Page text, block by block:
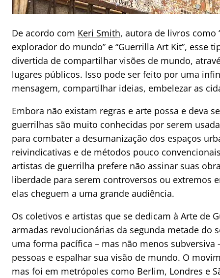
De acordo com Keri Smith, autora de livros como
explorador do mundo” e “Guerrilla Art Kit”, esse
divertida de compartilhar visões de mundo,
lugares públicos. Isso pode ser feito por uma
mensagem, compartilhar ideias, embelezar as
Embora não existam regras e arte possa e deva
guerrilhas são muito conhecidas por serem
para combater a desumanização dos espaços
reivindicativas e de métodos pouco
artistas de guerrilha prefere não assinar suas
liberdade para serem controversos ou extremos
elas cheguem a uma grande audiência.
Os coletivos e artistas que se dedicam à Arte de
armadas revolucionárias da segunda metade do
uma forma pacífica – mas não menos
pessoas e espalhar sua visão de mundo. O
mas foi em metrópoles como Berlim, Londres e